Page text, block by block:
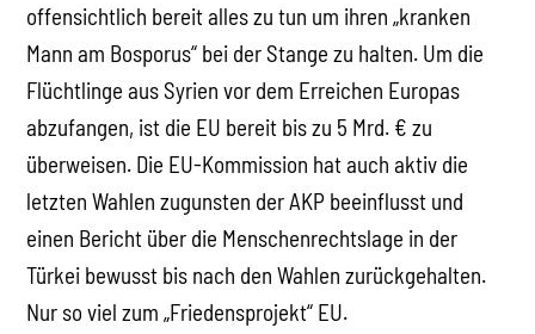
offensichtlich bereit alles zu tun um ihren „kranken
Mann am Bosporus“ bei der Stange zu halten. Um die
Flüchtlinge aus Syrien vor dem Erreichen Europas
abzufangen, ist die EU bereit bis zu 5 Mrd. € zu
überweisen. Die EU-Kommission hat auch aktiv die
letzten Wahlen zugunsten der AKP beeinflusst und
einen Bericht über die Menschenrechtslage in der
Türkei bewusst bis nach den Wahlen zurückgehalten.
Nur so viel zum „Friedensprojekt“ EU.